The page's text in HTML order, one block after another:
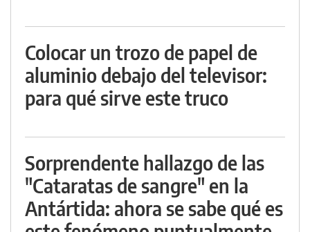
Colocar un trozo de papel de
aluminio debajo del televisor:
para qué sirve este truco
Sorprendente hallazgo de las
"Cataratas de sangre" en la
Antártida: ahora se sabe qué es